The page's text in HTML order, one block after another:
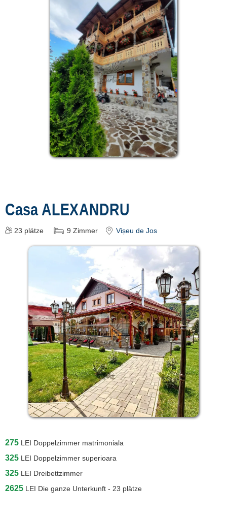
Casa ALEXANDRU
23 plätze 9 Zimmer Vișeu de Jos
275 LEI Doppelzimmer matrimoniala
325 LEI Doppelzimmer superioara
325 LEI Dreibettzimmer
2625 LEI Die ganze Unterkunft - 23 plätze